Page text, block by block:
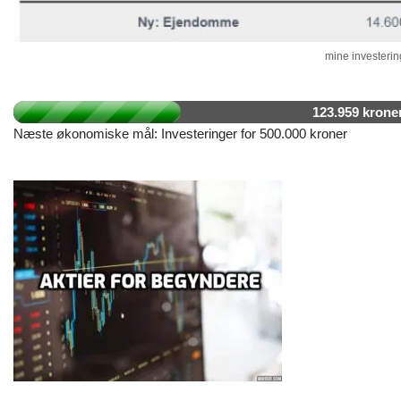
mine
123.959
Næste økonomiske mål: Investeringer for 500.000 kroner